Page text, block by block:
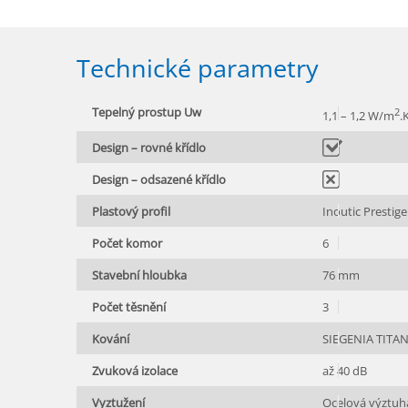
Technické parametry
Tepelný prostup Uw 1,1 – 1,2 W/m2
Design – rovné křídlo
Design – odsazené křídlo
Plastový profil
Inoutic Prestige
Počet komor
6
Stavební hloubka
76 mm
Počet těsnění
3
Kování
SIEGENIA
Zvuková izolace
až 40 dB
Vyztužení
Ocelová